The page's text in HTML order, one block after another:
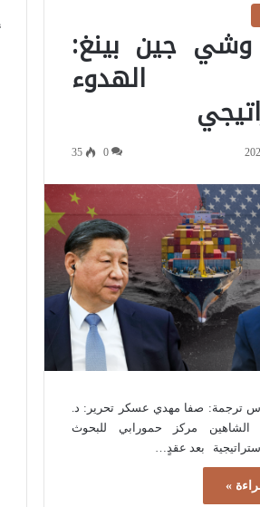
وشي جين بينغ:
الهدوء
0
35
ترجمة: صفا مهدي عسكر تحرير: د.
مركز حمورابي للبحوث
بعد عقدٍ…
»